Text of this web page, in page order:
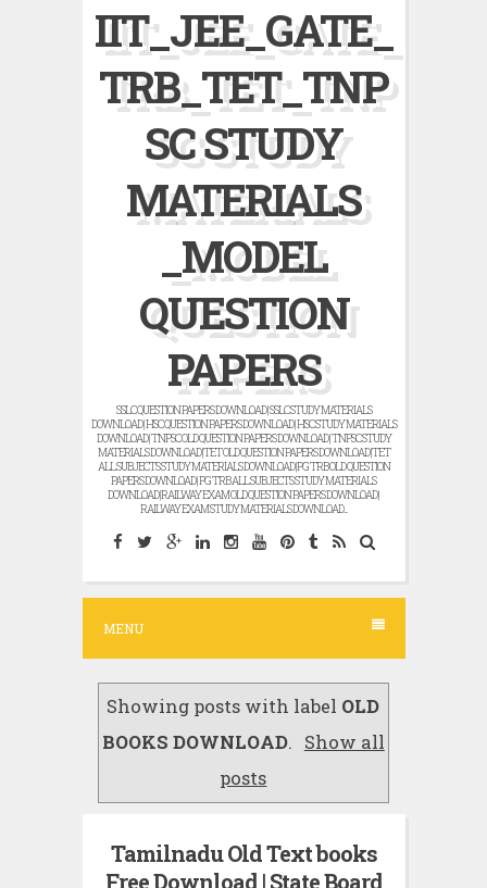
IIT_JEE_GATE_
TRB_TET_TNP
SC STUDY
MATERIALS
_MODEL
QUESTION
PAPERS
SSLC QUESTION PAPERS DOWNLOAD | SSLC STUDY MATERIALS
DOWNLOAD | HSC QUESTION PAPERS DOWNLOAD | HSC STUDY MATERIALS
DOWNLOAD | TNPSC OLD QUESTION PAPERS DOWNLOAD | TNPSC STUDY
MATERIALS DOWNLOAD |TET OLD QUESTION PAPERS DOWNLOAD |TET
ALL SUBJECTS STUDY MATERIALS DOWNLOAD |PG TRB OLD QUESTION
PAPERS DOWNLOAD | PG TRB ALL SUBJECTS STUDY MATERIALS
DOWNLOAD |RAILWAY EXAM OLD QUESTION PAPERS DOWNLOAD |
RAILWAY EXAM STUDY MATERIALS DOWNLOAD...
MENU
Showing posts with label OLD
BOOKS DOWNLOAD.
Show all
posts
Tamilnadu Old Text books
Free Download | State Board